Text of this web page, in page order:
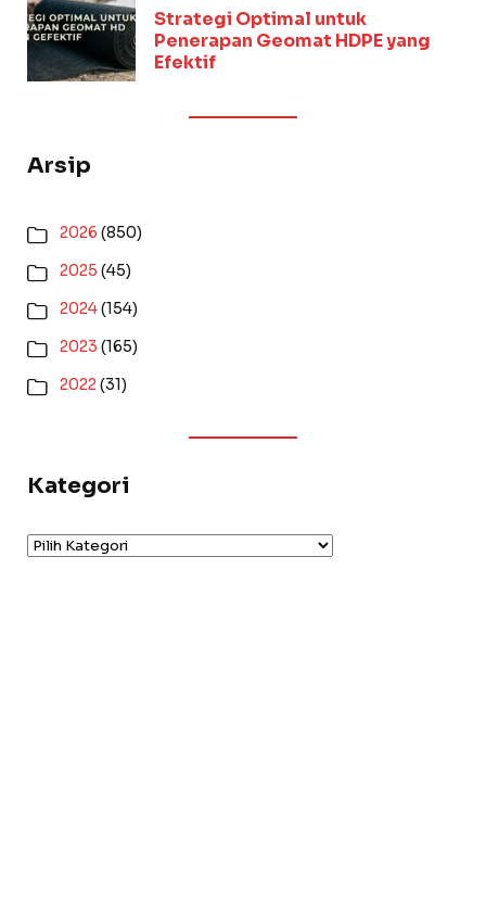
Strategi Optimal untuk
Penerapan Geomat HDPE yang
Efektif
Arsip
2026 (850)
2025 (45)
2024(154)
2023 (165)
2022(31)
Kategori
Kategori